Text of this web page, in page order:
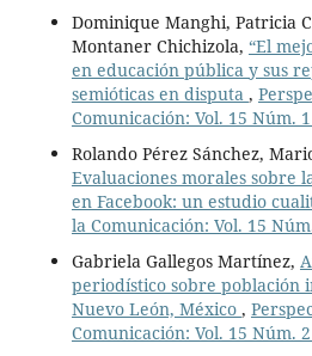
Dominique Manghi, Patricia
Montaner Chichizola, “El
en educación pública y sus
semióticas en disputa ,
Comunicación: Vol. 15 Núm.
Rolando Pérez Sánchez,
Evaluaciones morales sobre
en Facebook: un estudio
la Comunicación: Vol. 15
Gabriela Gallegos Martínez,
periodístico sobre población
Nuevo León, México ,
Comunicación: Vol. 15 Núm.